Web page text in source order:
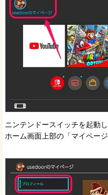
ニンテンドースイッチを起動し
ホーム画面上部の「マイペー